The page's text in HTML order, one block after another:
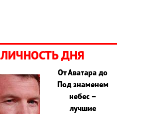
ЛИЧНОСТЬ ДНЯ
От Аватара до
Под знаменем
небес –
лучшие